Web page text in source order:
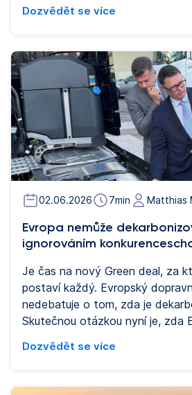
Dozvědět se více
02.06.2026 7min Matthias
Evropa nemůže
ignorováním
Je čas na nový Green deal, za
postaví každý. Evropský
nedebatuje o tom, zda je
Skutečnou otázkou nyní je, zda
oslabila svou vlastní
Dozvědět se více